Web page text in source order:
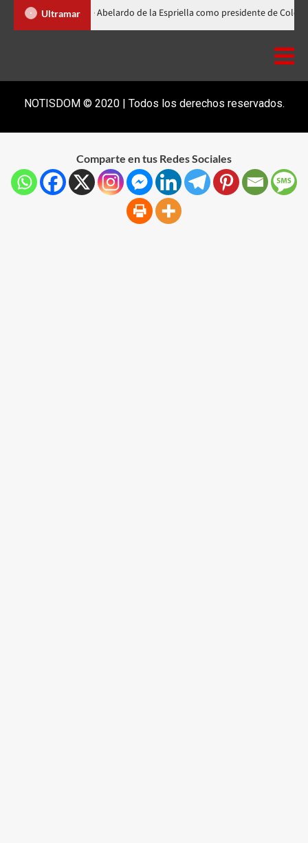
Ultramar
participa en la investidura de Abelardo de la Espriella como
NOTISDOM © 2020 | Todos los derechos reservados.
Comparte en tus Redes Sociales